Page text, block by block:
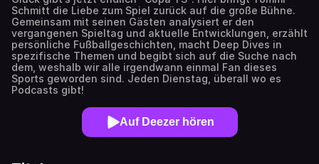
Schmitt die Liebe zum Spiel zurück auf die große Bühne.
Gemeinsam mit seinen Gästen analysiert er den
vergangenen Spieltag und aktuelle Entwicklungen, erzählt
persönliche Fußballgeschichten, macht Deep Dives in
spezifische Themen und begibt sich auf die Suche nach
dem, weshalb wir alle irgendwann einmal Fan dieses
Sports geworden sind. Jeden Dienstag, überall wo es
Podcasts gibt!
Auf Deezer hören